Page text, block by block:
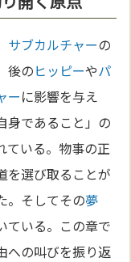
サブカルチャーの
後のヒッピーやパ
ーに影響を与え
身であること」の
ている。物事の正
を選び取ることが
。そしてその夢
ている。この章で
への叫びを振り返